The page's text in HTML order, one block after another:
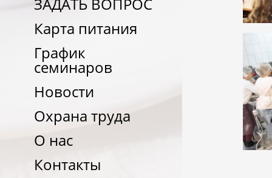
Карта питания
График
семинаров
Новости
Охрана труда
О нас
Контакты